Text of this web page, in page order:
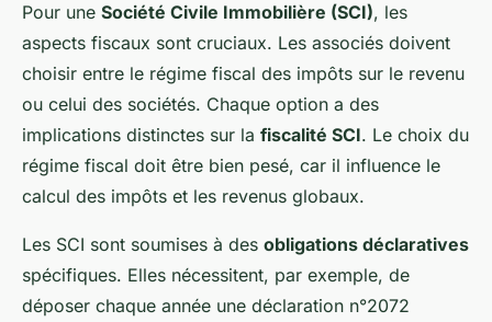
Pour une Société Civile Immobilière (SCI), les
aspects fiscaux sont cruciaux. Les associés doivent
choisir entre le régime fiscal des impôts sur le revenu
ou celui des sociétés. Chaque option a des
implications distinctes sur la fiscalité SCI. Le choix du
régime fiscal doit être bien pesé, car il influence le
calcul des impôts et les revenus globaux.
Les SCI sont soumises à des obligations déclaratives
spécifiques. Elles nécessitent, par exemple, de
déposer chaque année une déclaration n°2072